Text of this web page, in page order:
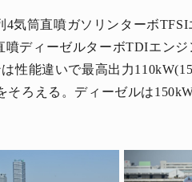
気筒直噴ガソリンターボ
ディーゼルターボTDIエンジ
性能違いで最高出力
そろえる。ディーゼルは